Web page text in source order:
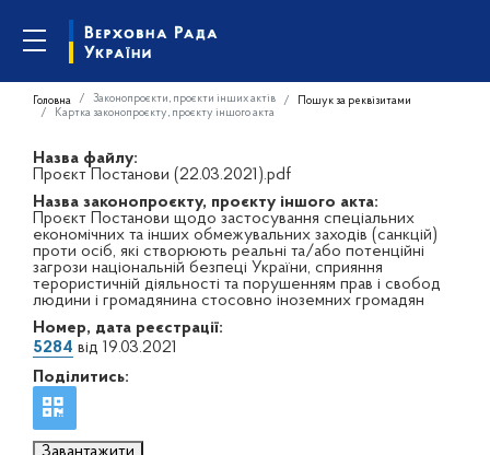
Головна Законопроєкти, проєкти інших актів
Пошук за реквізитами
Картка законопроєкту, проєкту іншого акта
Назва файлу:
Проєкт Постанови (22.03.2021).pdf
Назва законопроєкту, проєкту іншого акта:
Проєкт Постанови щодо застосування спеціальних
економічних та інших обмежувальних заходів (санкцій)
проти осіб, які створюють реальні та/або потенційні
загрози національній безпеці України, сприяння
терористичній діяльності та порушенням прав і свобод
людини і громадянина стосовно іноземних громадян
Номер, дата реєстрації:
5284 від 19.03.2021
Поділитись: